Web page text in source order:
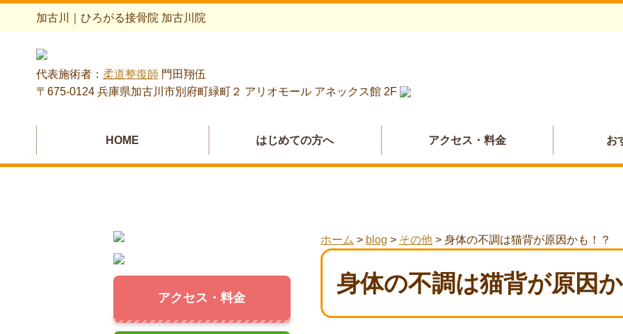
加古川｜ひろがる接骨院 加古川院
代表施術者： 柔道整復師 門田翔伍
〒675-0124 兵庫県加古川市別府町緑町２ アリオモール アネックス館 2F
HOME はじめての方へ アクセス・料金 お
ホーム > blog > その他 > 身体の不調は猫背が原因かも！？
身体の不調は猫背が原因
アクセス・料金